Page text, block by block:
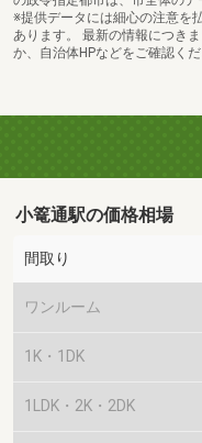
※提供データには細心の注意を
あります。 最新の情報につき
か、自治体HPなどをご確認くだ
小篭通駅の価格相場
間取り
ワンルーム
1K・1DK
1LDK・2K・2DK